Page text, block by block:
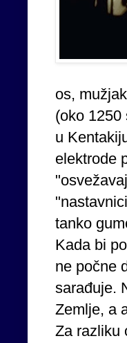
os,
(oko 1250
u
elektrode
tanko
Kada bi
ne počne
sarađuje.
Zemlje, a
Za razliku